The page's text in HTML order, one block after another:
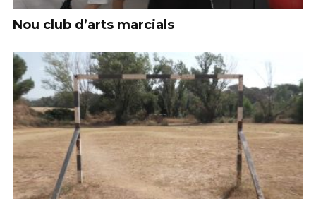
Nou club d’arts marcials